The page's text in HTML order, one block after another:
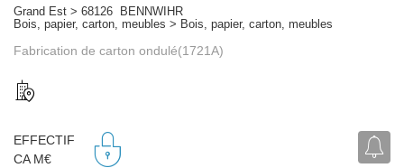
Grand Est > 68126 BENNWIHR
Bois, papier, carton, meubles > Bois, papier, carton, meubles
Fabrication de carton ondulé(1721A)
EFFECTIF
CA M€